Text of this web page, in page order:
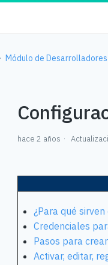
Módulo de Desarrolladores
hace 2 años
¿Para qué
Credenciales
Pasos para
Activar, editar,